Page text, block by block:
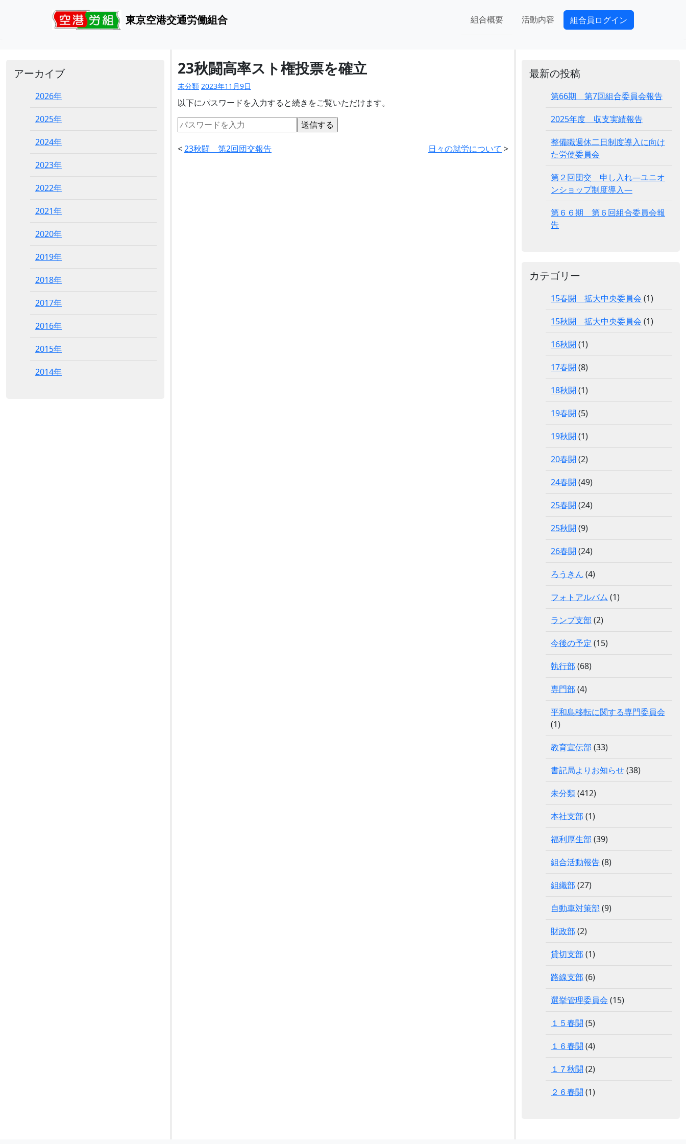
東京空港交通労働組合 組合概要 活動内容 組合員ログイン
アーカイブ
2026年
2025年
2024年
2023年
2022年
2021年
2020年
2019年
2018年
2017年
2016年
2015年
2014年
23秋闘高率スト権投票を確立
未分類 2023年11月9日
以下にパスワードを入力すると続きをご覧いただけます。
<23秋闘 第2回団交報告 日々の就労について >
最新の投稿
第66期 第7回組合委員会報告
2025年度 収支実績報告
整備職週休二日制度導入に向け
た労使委員会
第２回団交 申し入れ―ユニオ
ンショップ制度導入―
第６６期 第６回組合委員会報
告
カテゴリー
15春闘 拡大中央委員会 (1)
15秋闘 拡大中央委員会 (1)
16秋闘 (1)
17春闘 (8)
18秋闘 (1)
19春闘 (5)
19秋闘 (1)
20春闘 (2)
24春闘 (49)
25春闘 (24)
25秋闘 (9)
26春闘 (24)
ろうきん (4)
フォトアルバム (1)
ランプ支部 (2)
今後の予定 (15)
執行部 (68)
専門部 (4)
平和島移転に関する専門委員会
(1)
教育宣伝部 (33)
書記局よりお知らせ(38)
未分類(412)
本社支部 (1)
福利厚生部 (39)
組合活動報告(8)
組織部 (27)
自動車対策部 (9)
財政部 (2)
貸切支部 (1)
路線支部 (6)
選挙管理委員会 (15)
１５春闘 (5)
１６春闘 (4)
１７秋闘 (2)
２６春闘 (1)